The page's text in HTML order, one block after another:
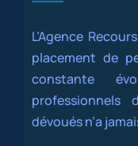
L’Agence
placement de
constante
dévoués n’a